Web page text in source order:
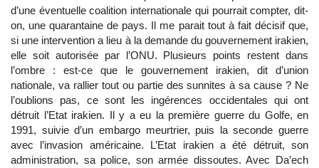
d’une éventuelle coalition internationale qui pourrait compter, dit-
on, une quarantaine de pays. Il me parait tout à fait décisif que,
si une intervention a lieu à la demande du gouvernement irakien,
elle soit autorisée par l’ONU. Plusieurs points restent dans
l’ombre : est-ce que le gouvernement irakien, dit d’union
nationale, va rallier tout ou partie des sunnites à sa cause ? Ne
l’oublions pas, ce sont les ingérences occidentales qui ont
détruit l’Etat irakien. Il y a eu la première guerre du Golfe, en
1991, suivie d’un embargo meurtrier, puis la seconde guerre
avec l’invasion américaine. L’Etat irakien a été détruit, son
administration, sa police, son armée dissoutes. Avec Da’ech